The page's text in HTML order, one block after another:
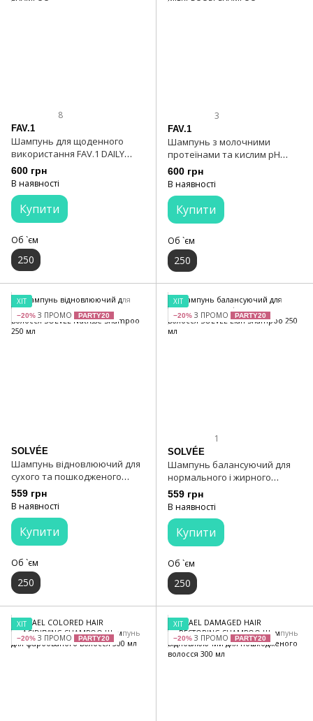
8
FAV.1
Шампунь для щоденного
використання FAV.1 DAILY
SHINE SHAMPOO
600 грн
В наявності
Купити
Об `єм
250
3
FAV.1
Шампунь з молочними
протеїнами та кислим pH
FAV.1 MILKY BOOST SHAMPOO
600 грн
В наявності
Купити
Об `єм
250
ХІТ
−20% З ПРОМО PARTY20
SOLVÉE
Шампунь відновлюючий для
сухого та пошкодженого
волосся SOLVÉE Nutrisse
Shampoo 250 мл
559 грн
В наявності
Купити
Об `єм
250
ХІТ
−20% З ПРОМО PARTY20
1
SOLVÉE
Шампунь балансуючий для
нормального і жирного
волосся SOLVÉE Elan Shampoo
250 мл
559 грн
В наявності
Купити
Об `єм
250
ХІТ
−20% З ПРОМО PARTY20
ХІТ
−20% З ПРОМО PARTY20